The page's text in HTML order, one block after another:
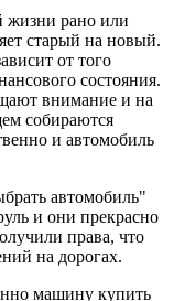
жизни рано или
старый на новый.
от того
состояния.
внимание и на
собираются
и автомобиль
автомобиль"
и они прекрасно
права, что
на дорогах.
машину купить